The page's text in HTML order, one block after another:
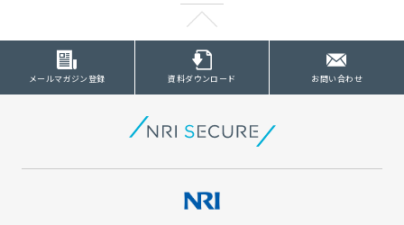
メールマガジン登録 資料ダウンロード お問い合わせ